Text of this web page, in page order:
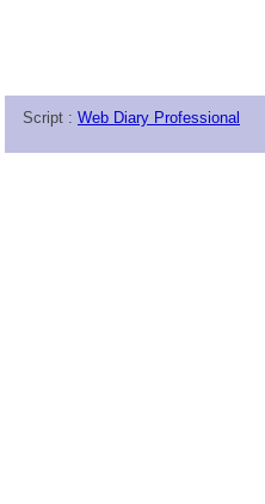
Script : Web Diary Professional